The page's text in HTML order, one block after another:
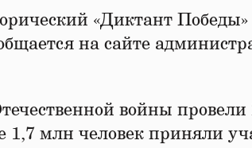
«Диктант Победы»
на сайте
войны провели
1,7 млн человек приняли